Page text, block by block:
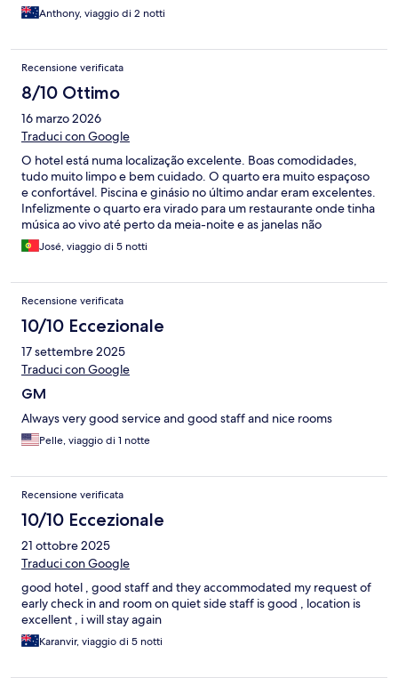
Anthony, viaggio di 2 notti
Recensione verificata
8/10 Ottimo
16 marzo 2026
Traduci con Google
O hotel está numa localização excelente. Boas comodidades,
tudo muito limpo e bem cuidado. O quarto era muito espaçoso
e confortável. Piscina e ginásio no último andar eram excelentes.
Infelizmente o quarto era virado para um restaurante onde tinha
música ao vivo até perto da meia-noite e as janelas não
absorvem nada o som. O pequeno almoço tinha pouca
variedade para um europeu, mas as omeletes eram muitos boas.
José, viaggio di 5 notti
Recensione verificata
10/10 Eccezionale
17 settembre 2025
Traduci con Google
GM
Always very good service and good staff and nice rooms
Pelle, viaggio di 1 notte
Recensione verificata
10/10 Eccezionale
21 ottobre 2025
Traduci con Google
good hotel , good staff and they accommodated my request of
early check in and room on quiet side staff is good , location is
excellent , i will stay again
Karanvir, viaggio di 5 notti